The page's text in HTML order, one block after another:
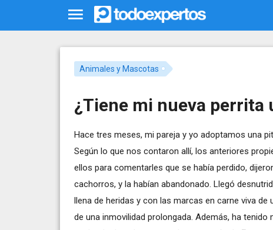
Animales y Mascotas
¿Tiene mi nueva
Hace tres meses, mi pareja y yo adoptamos una
Según lo que nos contaron allí, los anteriores
ellos para comentarles que se había perdido,
cachorros, y la habían abandonado. Llegó
llena de heridas y con las marcas en carne viva
de una inmovilidad prolongada. Además, ha